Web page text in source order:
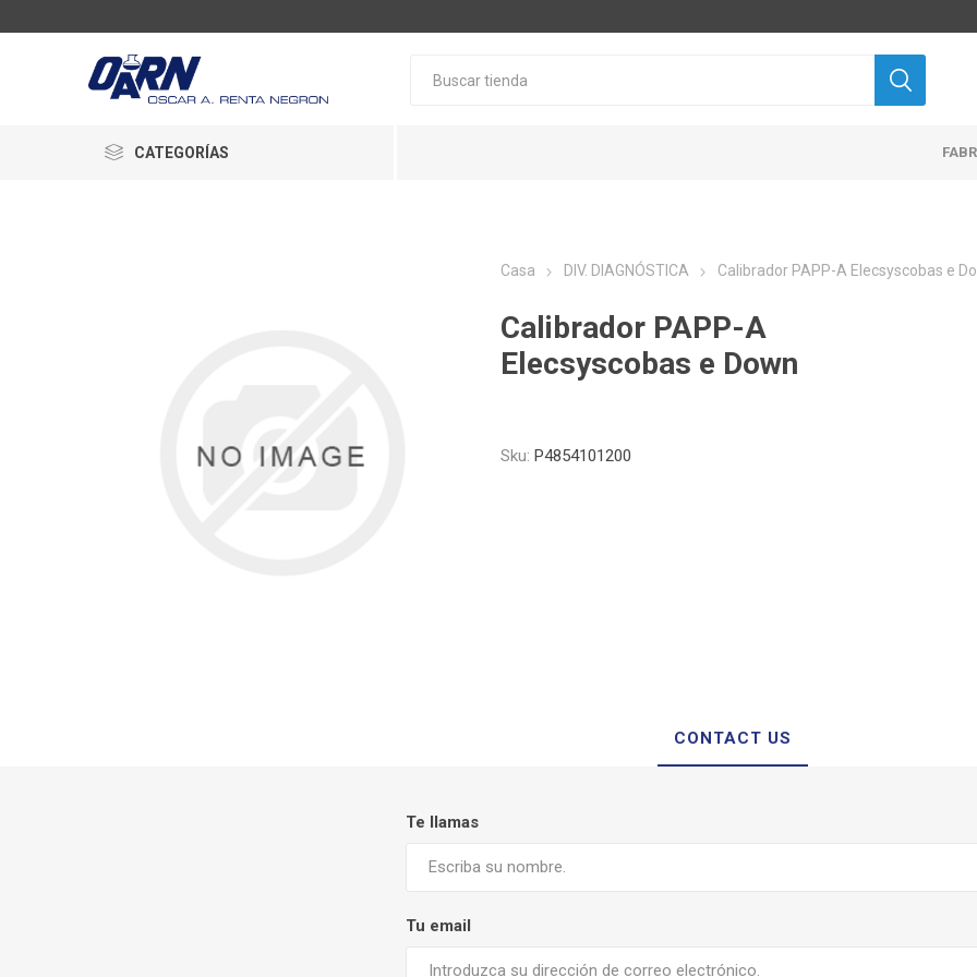
CATEGORÍAS
Casa DIV. DIAGNÓSTICA Calibrador PAPP-A Elecsyscobas e
Calibrador PAPP-A
Elecsyscobas e Down
Sku: P4854101200
CONTACT US
Te llamas
Tu email